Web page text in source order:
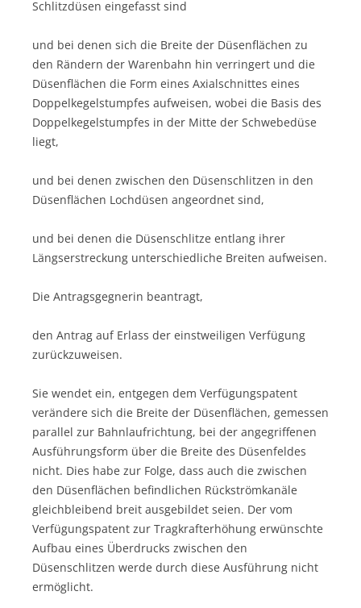
Schlitzdüsen eingefasst sind
und bei denen sich die Breite der Düsenflächen zu
den Rändern der Warenbahn hin verringert und die
Düsenflächen die Form eines Axialschnittes eines
Doppelkegelstumpfes aufweisen, wobei die Basis des
Doppelkegelstumpfes in der Mitte der Schwebedüse
liegt,
und bei denen zwischen den Düsenschlitzen in den
Düsenflächen Lochdüsen angeordnet sind,
und bei denen die Düsenschlitze entlang ihrer
Längserstreckung unterschiedliche Breiten aufweisen.
Die Antragsgegnerin beantragt,
den Antrag auf Erlass der einstweiligen Verfügung
zurückzuweisen.
Sie wendet ein, entgegen dem Verfügungspatent
verändere sich die Breite der Düsenflächen, gemessen
parallel zur Bahnlaufrichtung, bei der angegriffenen
Ausführungsform über die Breite des Düsenfeldes
nicht. Dies habe zur Folge, dass auch die zwischen
den Düsenflächen befindlichen Rückströmkanäle
gleichbleibend breit ausgebildet seien. Der vom
Verfügungspatent zur Tragkrafterhöhung erwünschte
Aufbau eines Überdrucks zwischen den
Düsenschlitzen werde durch diese Ausführung nicht
ermöglicht.